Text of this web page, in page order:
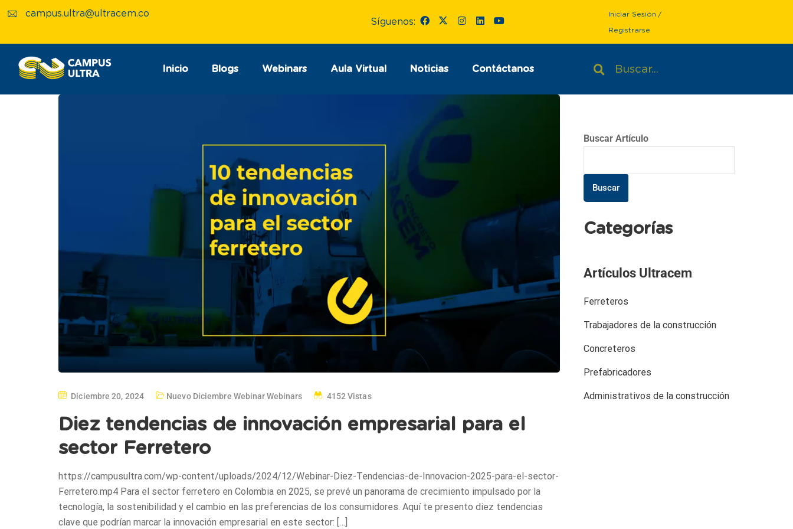
campus.ultra@ultracem.co
Síguenos:
Iniciar Sesión /
Registrarse
Inicio Blogs Webinars Aula Virtual Noticias Contáctanos
Diciembre 20, 2024 Nuevo Diciembre Webinar,Webinars 4152 Vistas
Diez tendencias de innovación empresarial para el
sector Ferretero
https://campusultra.com/wp-content/uploads/2024/12/Webinar-Diez-Tendencias-de-Innovacion-2025-para-el-sector-
Ferretero.mp4 Para el sector ferretero en Colombia en 2025, se prevé un panorama de crecimiento impulsado por la
tecnología, la sostenibilidad y el cambio en las preferencias de los consumidores. Aquí te presento diez tendencias
clave que podrían marcar la innovación empresarial en este sector: […]
Buscar Artículo
Buscar
Categorías
Artículos Ultracem
Ferreteros
Trabajadores de la construcción
Concreteros
Prefabricadores
Administrativos de la construcción